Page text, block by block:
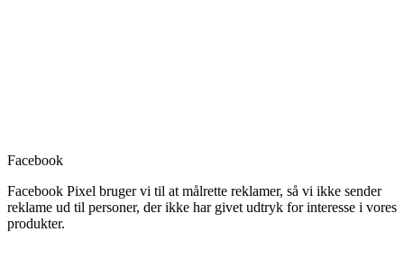
Facebook
Facebook Pixel bruger vi til at målrette reklamer, så vi ikke sender
reklame ud til personer, der ikke har givet udtryk for interesse i vores
produkter.